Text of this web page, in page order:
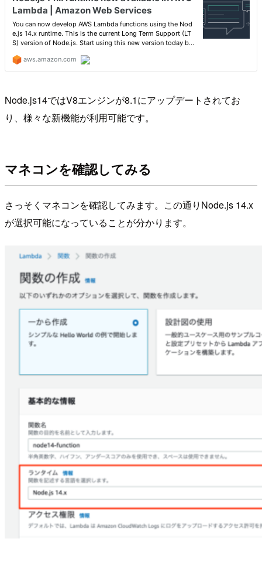
Node.js14ではV8エンジンが8.1にアップデートされてお
り、様々な新機能が利用可能です。
マネコンを確認してみる
さっそくマネコンを確認してみます。この通りNode.js 14.x
が選択可能になっていることが分かります。